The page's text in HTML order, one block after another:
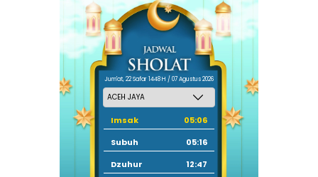
Jum'at, 22 Safar 1448 H / 07 Agustus 2026
Imsak
05:06
Subuh
05:16
Dzuhur
12:47